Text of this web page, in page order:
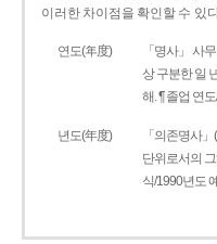
이러한 차이점을 확인할 수 있
연도(年度)
「명사」 사
상 구분한 일
해. ¶ 졸업 연
년도(年度)
「의존명사
단위로서의
식/1990년도